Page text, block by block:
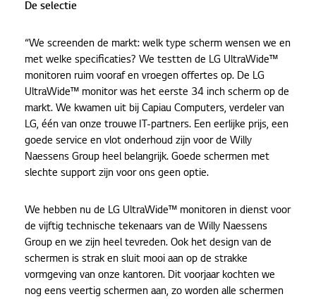
De selectie
“We screenden de markt: welk type scherm wensen we en
met welke specificaties? We testten de LG UltraWide™
monitoren ruim vooraf en vroegen offertes op. De LG
UltraWide™ monitor was het eerste 34 inch scherm op de
markt. We kwamen uit bij Capiau Computers, verdeler van
LG, één van onze trouwe IT-partners. Een eerlijke prijs, een
goede service en vlot onderhoud zijn voor de Willy
Naessens Group heel belangrijk. Goede schermen met
slechte support zijn voor ons geen optie.
We hebben nu de LG UltraWide™ monitoren in dienst voor
de vijftig technische tekenaars van de Willy Naessens
Group en we zijn heel tevreden. Ook het design van de
schermen is strak en sluit mooi aan op de strakke
vormgeving van onze kantoren. Dit voorjaar kochten we
nog eens veertig schermen aan, zo worden alle schermen